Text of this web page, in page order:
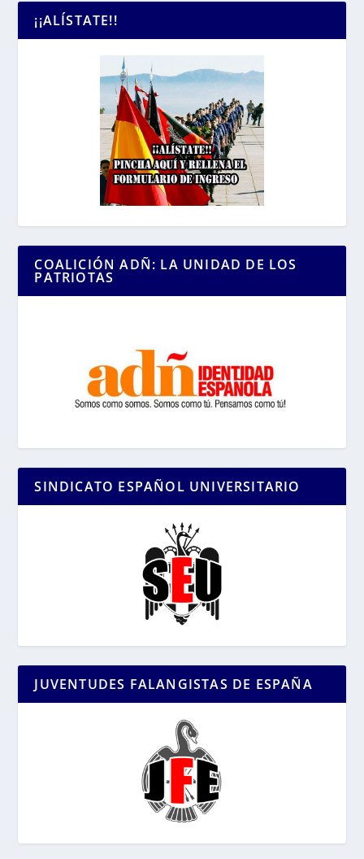
¡¡ALÍSTATE!!
COALICIÓN ADÑ: LA UNIDAD DE LOS
PATRIOTAS
SINDICATO ESPAÑOL UNIVERSITARIO
JUVENTUDES FALANGISTAS DE ESPAÑA